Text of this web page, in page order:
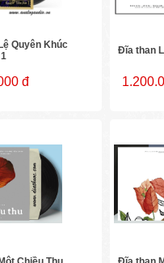
Quyên Khúc
đ
Đĩa than